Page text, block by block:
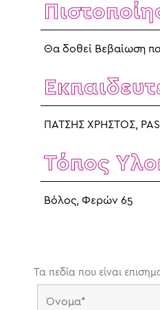
Θα δοθεί Βεβαίωση
ΠΑΤΣΗΣ ΧΡΗΣΤΟΣ,
Τόπος
Βόλος, Φερών 65
Τα πεδία που είναι